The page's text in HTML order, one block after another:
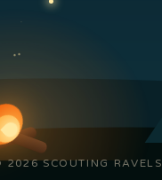
2026 SCOUTING RAVELS